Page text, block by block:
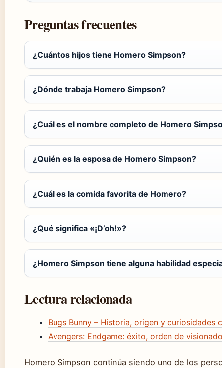
Preguntas frecuentes
¿Cuántos hijos tiene Homero Simpson?
¿Dónde trabaja Homero Simpson?
¿Cuál es el nombre completo de Homero
¿Quién es la esposa de Homero Simpson?
¿Cuál es la comida favorita de Homero?
¿Qué significa «¡D’oh!»?
¿Homero Simpson tiene alguna habilidad
Lectura relacionada
Bugs Bunny – Historia, origen y curiosidades
Avengers: Endgame: éxito, orden de
Homero Simpson continúa siendo uno de los